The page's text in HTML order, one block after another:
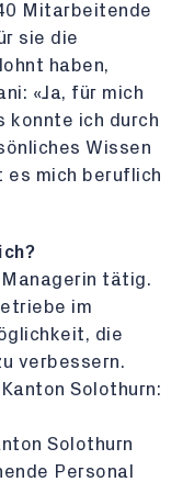
Mitarbeitende
sie die
haben,
«Ja, für mich
konnte ich durch
Wissen
es mich beruflich
Managerin tätig.
im
die
verbessern.
Solothurn:
Solothurn
Personal